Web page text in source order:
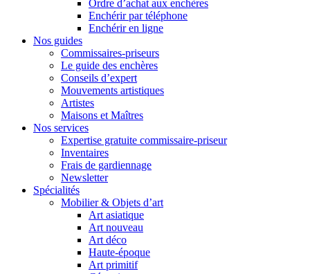
Ordre d’achat aux enchères
Enchérir par téléphone
Enchérir en ligne
Nos guides
Commissaires-priseurs
Le guide des enchères
Conseils d’expert
Mouvements artistiques
Artistes
Maisons et Maîtres
Nos services
Expertise gratuite commissaire-priseur
Inventaires
Frais de gardiennage
Newsletter
Spécialités
Mobilier & Objets d’art
Art asiatique
Art nouveau
Art déco
Haute-époque
Art primitif